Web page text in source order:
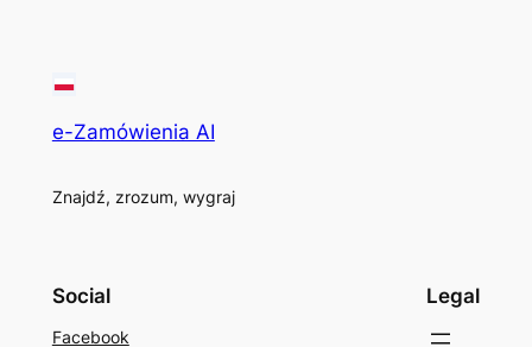
e-Zamówienia AI
Znajdź, zrozum, wygraj
Social
Facebook
Legal